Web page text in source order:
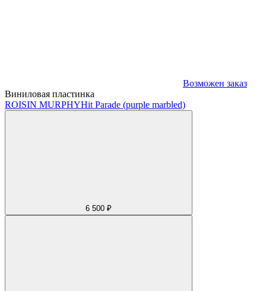
Возможен заказ
Виниловая пластинка
ROISIN MURPHYHit Parade (purple marbled)
6 500 ₽